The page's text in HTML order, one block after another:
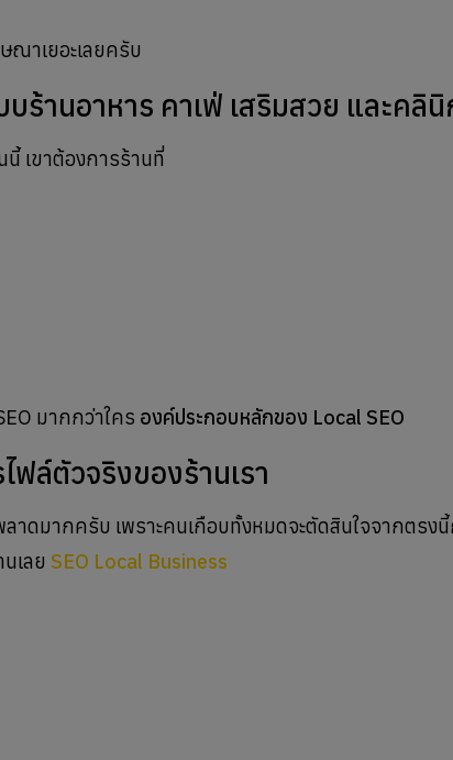
าเยอะเลยครับ
ร้านอาหาร คาเฟ่ เสริมสวย และคลินิ
เขาต้องการร้านที่
มากกว่าใคร องค์ประกอบหลักของ Local SEO
ล์ตัวจริงของร้านเรา
ดมากครับ เพราะคนเกือบทั้งหมดจะตัดสินใจจากตรง
เลย SEO Local Business